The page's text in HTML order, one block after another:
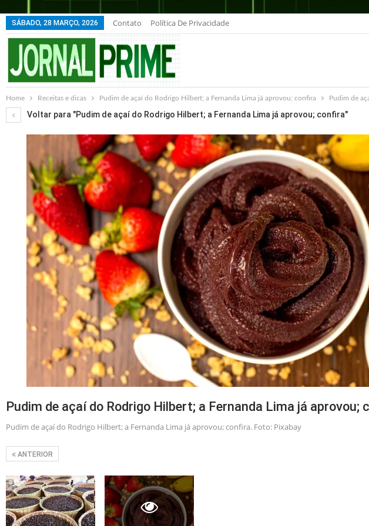
SÁBADO, 28 MARÇO, 2026 Contato Política De Privacidade
Home Receitas e dicas Pudim de açaí do Rodrigo Hilbert; a Fernanda Lima já aprovou; confira Pudim de
Voltar para "Pudim de açaí do Rodrigo Hilbert; a Fernanda Lima já aprovou; confira"
Pudim de açaí do Rodrigo Hilbert; a Fernanda Lima já aprovou;
Pudim de açaí do Rodrigo Hilbert; a Fernanda Lima já aprovou; confira. Foto: Pixabay
ANTERIOR